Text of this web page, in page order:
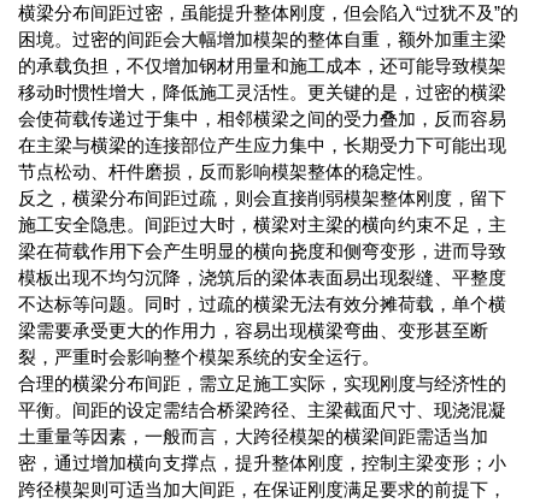
横梁分布间距过密，虽能提升整体刚度，但会陷入“过犹不及”的
困境。过密的间距会大幅增加模架的整体自重，额外加重主梁
的承载负担，不仅增加钢材用量和施工成本，还可能导致模架
移动时惯性增大，降低施工灵活性。更关键的是，过密的横梁
会使荷载传递过于集中，相邻横梁之间的受力叠加，反而容易
在主梁与横梁的连接部位产生应力集中，长期受力下可能出现
节点松动、杆件磨损，反而影响模架整体的稳定性。
反之，横梁分布间距过疏，则会直接削弱模架整体刚度，留下
施工安全隐患。间距过大时，横梁对主梁的横向约束不足，主
梁在荷载作用下会产生明显的横向挠度和侧弯变形，进而导致
模板出现不均匀沉降，浇筑后的梁体表面易出现裂缝、平整度
不达标等问题。同时，过疏的横梁无法有效分摊荷载，单个横
梁需要承受更大的作用力，容易出现横梁弯曲、变形甚至断
裂，严重时会影响整个模架系统的安全运行。
合理的横梁分布间距，需立足施工实际，实现刚度与经济性的
平衡。间距的设定需结合桥梁跨径、主梁截面尺寸、现浇混凝
土重量等因素，一般而言，大跨径模架的横梁间距需适当加
密，通过增加横向支撑点，提升整体刚度，控制主梁变形；小
跨径模架则可适当加大间距，在保证刚度满足要求的前提下，